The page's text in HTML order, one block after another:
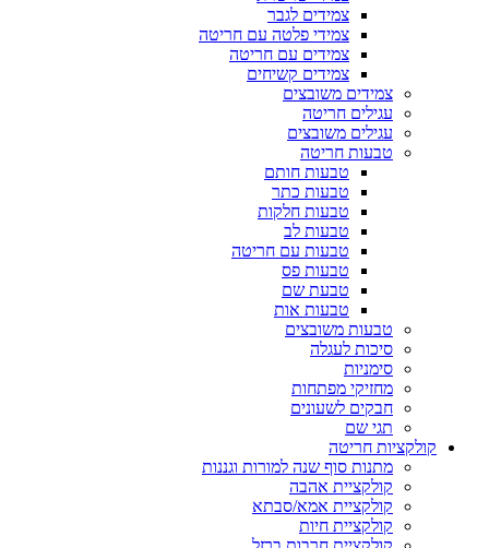
צמידים לגבר
צמידי פלטה עם חריטה
צמידים עם חריטה
צמידים קשיחים
צמידים משובצים
עגילים חריטה
עגילים משובצים
טבעות חריטה
טבעות חותם
טבעות כתר
טבעות חלקות
טבעות לב
טבעות עם חריטה
טבעות פס
טבעת שם
טבעות אות
טבעות משובצים
סיכות לעגלה
סימניות
מחזיקי מפתחות
חבקים לשעונים
תגי שם
קולקציות חריטה
מתנות סוף שנה למורות וגננות
קולקציית אהבה
קולקציית אמא/סבתא
קולקציית חיות